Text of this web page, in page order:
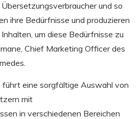
und so
ihre Bedürfnisse und produzieren
um diese Bedürfnisse zu
Chief Marketing Officer des
führt eine sorgfältige Auswahl von
mit
in verschiedenen Bereichen